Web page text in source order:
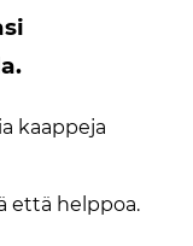
kaappeja
että helppoa.